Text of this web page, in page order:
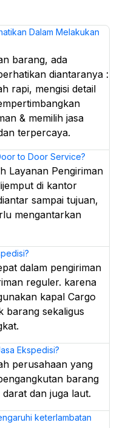
Dalam Melakukan
barang, ada
diantaranya :
rapi, mengisi detail
& memilih jasa
terpercaya.
to Door Service?
Layanan Pengiriman
di kantor
sampai tujuan,
mengantarkan
dalam pengiriman
reguler. karena
kapal Cargo
barang sekaligus
Ekspedisi?
perusahaan yang
barang
dan juga laut.
keterlambatan